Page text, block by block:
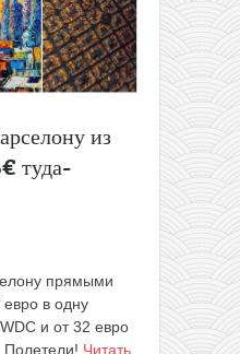
из
туда-
прямыми
евро в одну
и от 32 евро
Полетели! Читать